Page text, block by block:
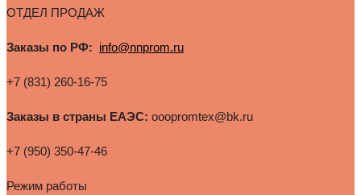
ОТДЕЛ ПРОДАЖ
Заказы по РФ: info@nnprom.ru
+7 (831) 260-16-75
Заказы в страны ЕАЭС: ooopromtex@bk.ru
+7 (950) 350-47-46
Режим работы